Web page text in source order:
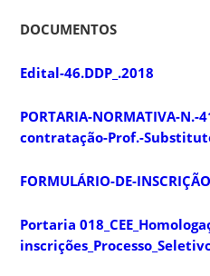
DOCUMENTOS
Edital-46.DDP_.2018
PORTARIA-NORMATIVA-N.-
contratação-Prof.-
FORMULÁRIO-DE-INSCRIÇÃO
Portaria